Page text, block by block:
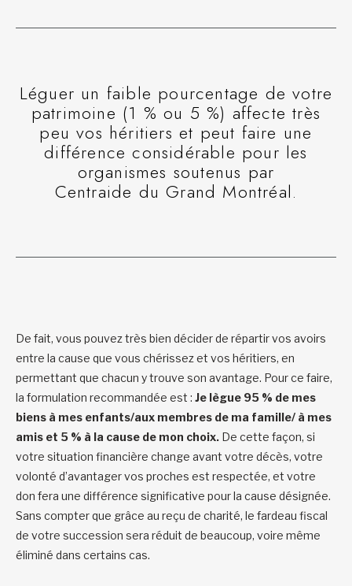
Léguer un faible pourcentage de votre
patrimoine (1 % ou 5 %) affecte très
peu vos héritiers et peut faire une
différence considérable pour les
organismes soutenus par
Centraide du Grand Montréal.
De fait, vous pouvez très bien décider de répartir vos avoirs
entre la cause que vous chérissez et vos héritiers, en
permettant que chacun y trouve son avantage. Pour ce faire,
la formulation recommandée est : Je lègue 95 % de mes
biens à mes enfants/aux membres de ma famille/ à mes
amis et 5 % à la cause de mon choix. De cette façon, si
votre situation financière change avant votre décès, votre
volonté d’avantager vos proches est respectée, et votre
don fera une différence significative pour la cause désignée.
Sans compter que grâce au reçu de charité, le fardeau fiscal
de votre succession sera réduit de beaucoup, voire même
éliminé dans certains cas.